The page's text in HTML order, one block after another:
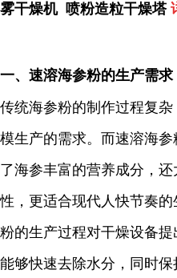
雾干燥机 喷粉造粒干燥塔
一、速溶海参粉的生产需求
传统海参粉的制作过程复
模生产的需求。而速溶海
了海参丰富的营养成分，
性，更适合现代人快节奏
粉的生产过程对干燥设备
能够快速去除水分，同时保